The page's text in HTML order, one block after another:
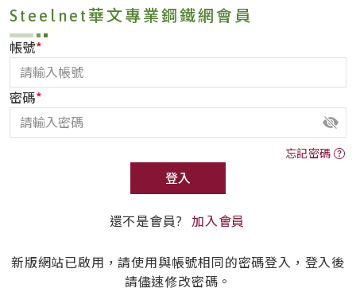
Steelnet華文專業鋼鐵網會員
帳號*
密碼*
忘記密碼
登入
還不是會員? 加入會員
新版網站已啟用，請使用與帳號相同的密碼登入，登入後
請儘速修改密碼。